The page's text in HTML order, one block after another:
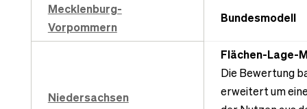
Mecklenburg-
Vorpommern
Bundesmodell
Niedersachsen
Flächen-Lage-
Die Bewertung
erweitert um